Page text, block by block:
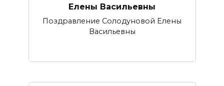
Елены Васильевны
Поздравление Солодуновой Елены
Васильевны